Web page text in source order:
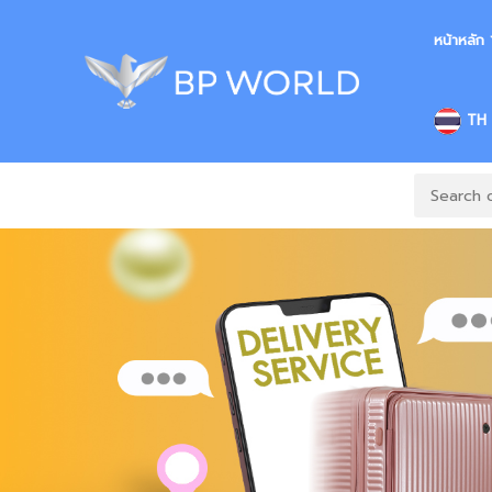
หน้าหลัก
TH